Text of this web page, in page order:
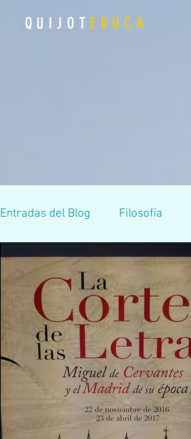
QUIJOT EDUCA
Entradas del Blog Filosofía
Secundaria